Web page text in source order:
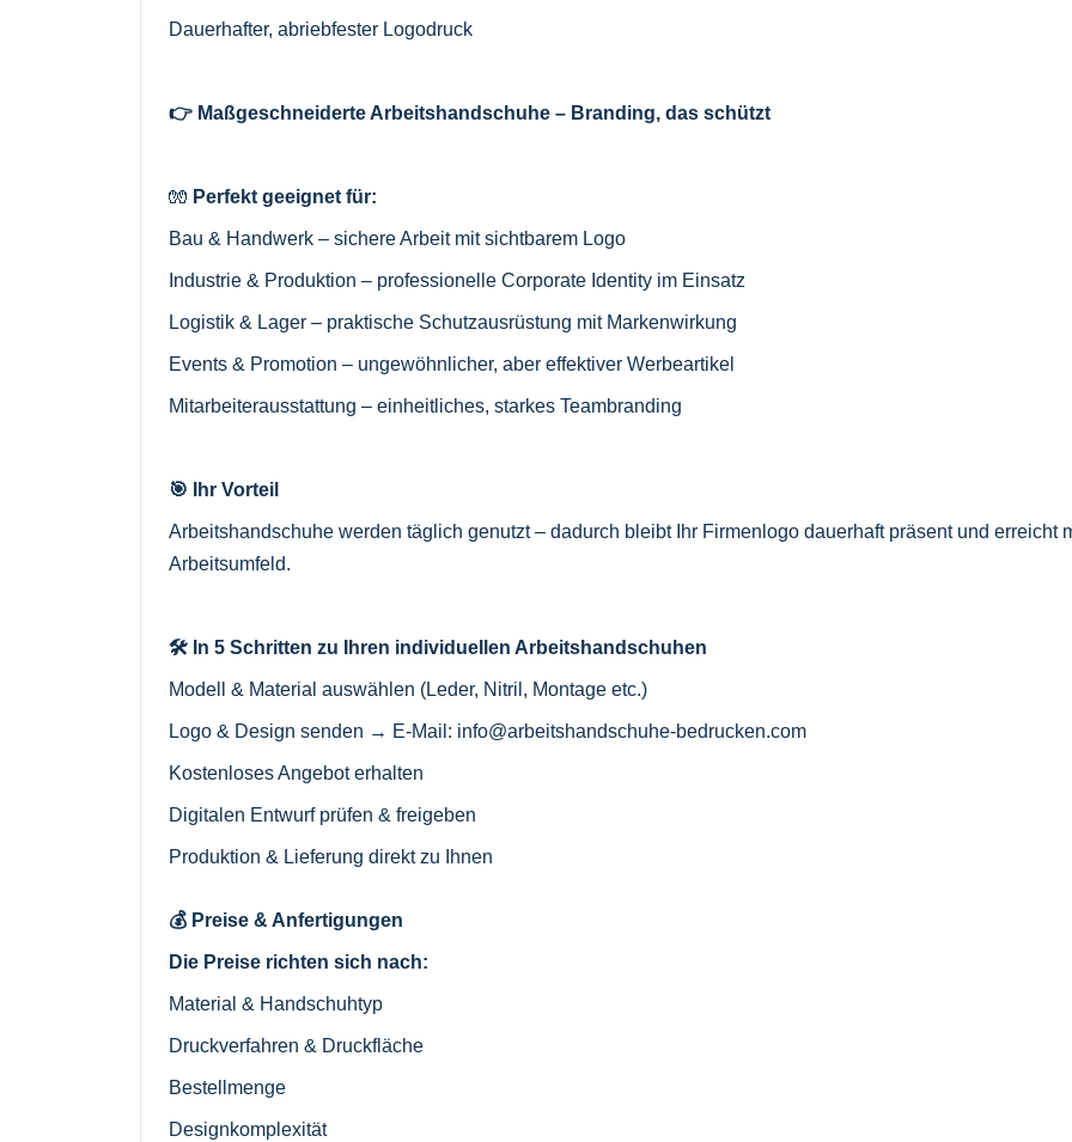
Dauerhafter, abriebfester Logodruck
👉 Maßgeschneiderte Arbeitshandschuhe – Branding, das schützt
🧤 Perfekt geeignet für:
Bau & Handwerk – sichere Arbeit mit sichtbarem Logo
Industrie & Produktion – professionelle Corporate Identity im Einsatz
Logistik & Lager – praktische Schutzausrüstung mit Markenwirkung
Events & Promotion – ungewöhnlicher, aber effektiver Werbeartikel
Mitarbeiterausstattung – einheitliches, starkes Teambranding
🎯 Ihr Vorteil
Arbeitshandschuhe werden täglich genutzt – dadurch bleibt Ihr Firmenlogo dauerhaft präsent und erreicht
Arbeitsumfeld.
🛠️ In 5 Schritten zu Ihren individuellen Arbeitshandschuhen
Modell & Material auswählen (Leder, Nitril, Montage etc.)
Logo & Design senden → E-Mail: info@arbeitshandschuhe-bedrucken.com
Kostenloses Angebot erhalten
Digitalen Entwurf prüfen & freigeben
Produktion & Lieferung direkt zu Ihnen
💰 Preise & Anfertigungen
Die Preise richten sich nach:
Material & Handschuhtyp
Druckverfahren & Druckfläche
Bestellmenge
Designkomplexität